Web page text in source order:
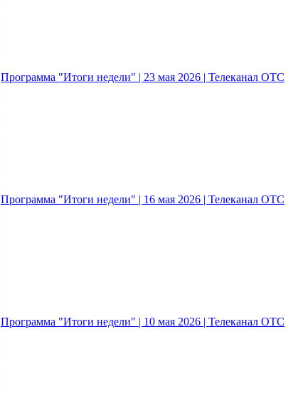
Программа "Итоги недели" | 23 мая 2026 | Телеканал ОТС
Программа "Итоги недели" | 16 мая 2026 | Телеканал ОТС
Программа "Итоги недели" | 10 мая 2026 | Телеканал ОТС